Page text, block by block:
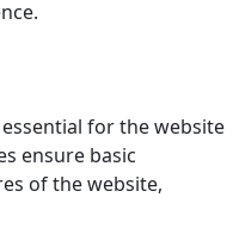
for the website
ensure basic
of the website,